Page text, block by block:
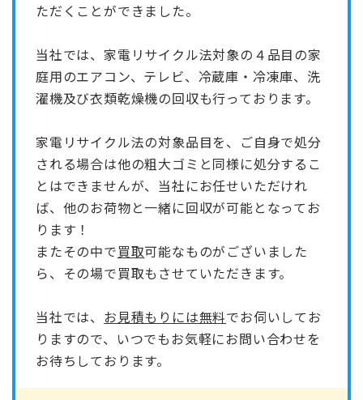
ただくことができました。
当社では、家電リサイクル法対象の４品目の家
庭用のエアコン、テレビ、冷蔵庫・冷凍庫、洗
濯機及び衣類乾燥機の回収も行っております。
家電リサイクル法の対象品目を、ご自身で処分
される場合は他の粗大ゴミと同様に処分するこ
とはできませんが、当社にお任せいただけれ
ば、他のお荷物と一緒に回収が可能となってお
ります！
またその中で買取可能なものがございました
ら、その場で買取もさせていただきます。
当社では、 お見積もりには無料でお伺いしてお
りますので、いつでもお気軽にお問い合わせを
お待ちしております。